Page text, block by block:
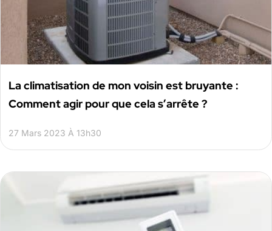
La climatisation de mon voisin est bruyante :
Comment agir pour que cela s’arrête ?
27 Mars 2023 À 13h30